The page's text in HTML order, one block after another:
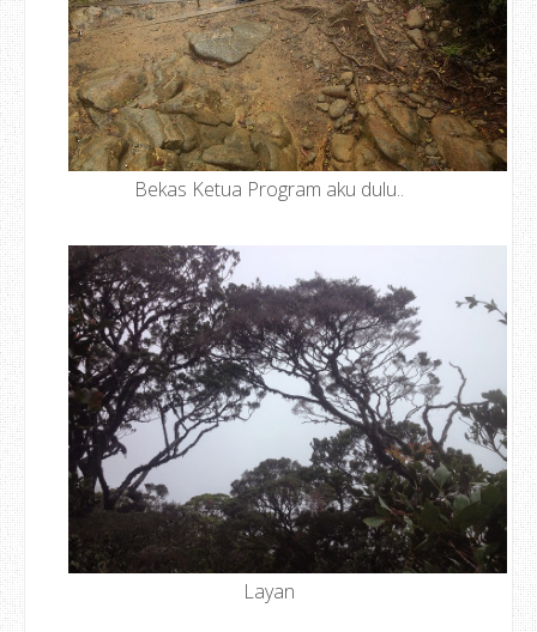
Bekas Ketua Program aku dulu..
Layan